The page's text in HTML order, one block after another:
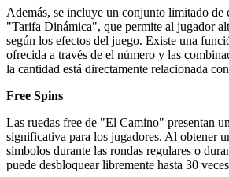
Además, se incluye un conjunto limitado de
"Tarifa Dinámica", que permite al jugador
según los efectos del juego. Existe una
ofrecida a través de el número y las
la cantidad está directamente relacionada
Free Spins
Las ruedas free de "El Camino" presentan
significativa para los jugadores. Al obtener
símbolos durante las rondas regulares o
puede desbloquear libremente hasta 30